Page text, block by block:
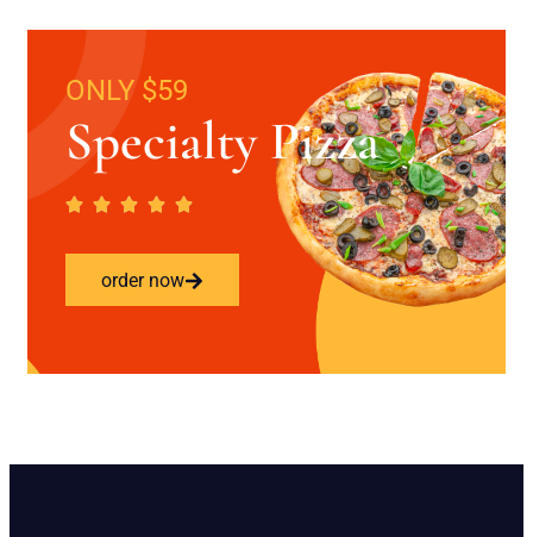
ONLY $59
Specialty Pizza
order now